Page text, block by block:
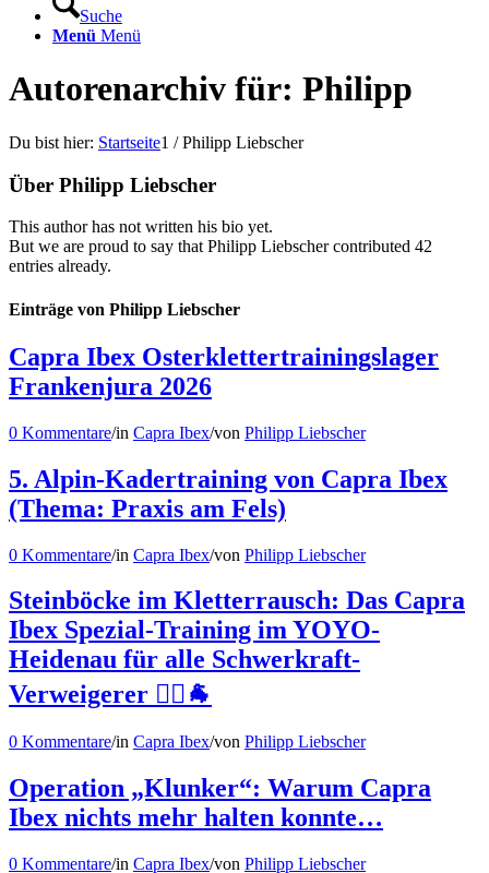
Suche
Menü Menü
Autorenarchiv für: Philipp
Du bist hier: Startseite1 / Philipp Liebscher
Über Philipp Liebscher
This author has not written his bio yet.
But we are proud to say that Philipp Liebschercontributed 42
entries already.
Einträge von Philipp Liebscher
Capra Ibex Osterklettertrainingslager
Frankenjura 2026
0 Kommentare/in Capra Ibex/von Philipp Liebscher
5. Alpin-Kadertraining von Capra Ibex
(Thema: Praxis am Fels)
0 Kommentare/in Capra Ibex/von Philipp Liebscher
Steinböcke im Kletterrausch: Das Capra
Ibex Spezial-Training im YOYO-
Heidenau für alle Schwerkraft-
Verweigerer 🧗‍♂️🐐
0 Kommentare/in Capra Ibex/von Philipp Liebscher
Operation „Klunker“: Warum Capra
Ibex nichts mehr halten konnte…
0 Kommentare/in Capra Ibex/von Philipp Liebscher